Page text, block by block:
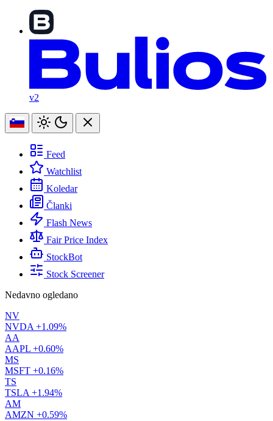
v2
Feed
Watchlist
Koledar
Članki
Flash News
Fair Price Index
StockBot
Stock Screener
Nedavno ogledano
NV
NVDA +1.09%
AA
AAPL +0.60%
MS
MSFT +0.16%
TS
TSLA +1.94%
AM
AMZN +0.59%